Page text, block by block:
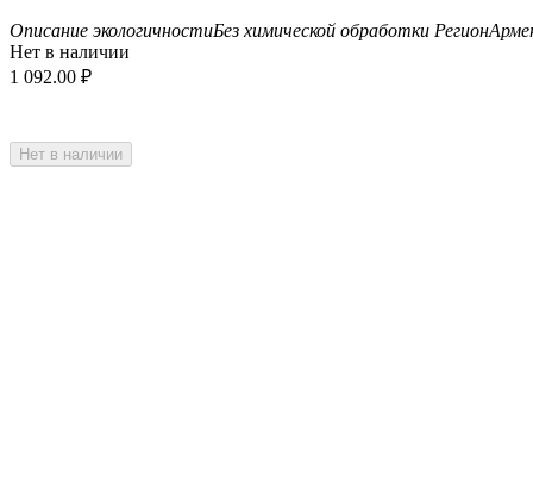
Описание экологичностиБез химической обработки Регион
Нет в наличии
1 092.00 ₽
Нет в наличии